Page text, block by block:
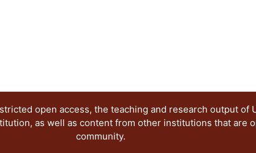
open access, the teaching and research output of
as well as content from other institutions that are
community.